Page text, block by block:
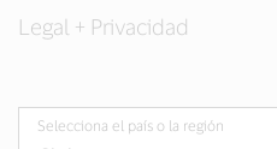
Legal + Privacidad
Selecciona el país o la región